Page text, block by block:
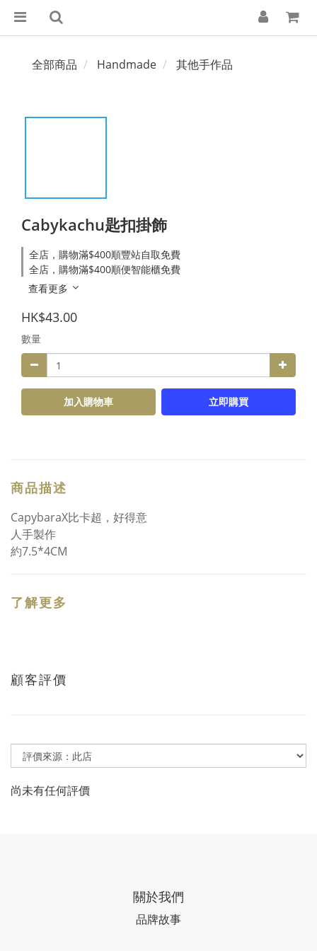
全部商品 Handmade 其他手作品
Cabykachu匙扣掛飾
全店，購物滿$400順豐站自取免費
全店，購物滿$400順便智能櫃免費
查看更多
HK$43.00
數量
加入購物車 立即購買
商品描述
CapybaraX比卡超，好得意
人手製作
約7.5*4CM
了解更多
顧客評價
尚未有任何評價
關於我們
品牌故事